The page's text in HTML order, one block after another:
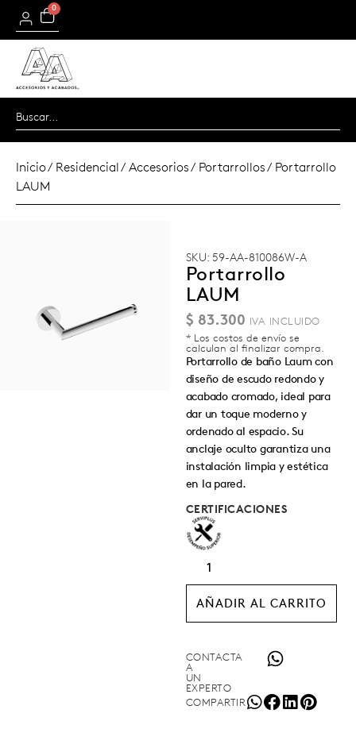
0
Inicio/ Residencial/ Accesorios/ Portarrollos/ Portarrollo
LAUM
SKU: 59-AA-810086W-A
Portarrollo
LAUM
$ 83.300
* Los costos de envío se
calculan al finalizar compra.
Portarrollo de baño Laum con
diseño de escudo redondo y
acabado cromado, ideal para
dar un toque moderno y
ordenado al espacio. Su
anclaje oculto garantiza una
instalación limpia y estética
en la pared.
CERTIFICACIONES
AÑADIR AL CARRITO
CONTACTA
A
UN
EXPERTO
COMPARTIR